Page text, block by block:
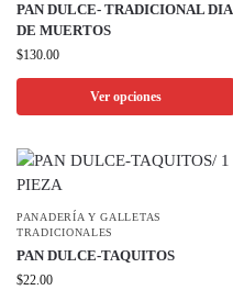
PAN DULCE- TRADICIONAL DIA
DE MUERTOS
$130.00
Ver opciones
PANADERÍA Y GALLETAS
TRADICIONALES
PAN DULCE-TAQUITOS
$22.00